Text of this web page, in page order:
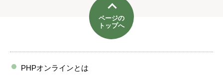
ページの
トップへ
PHPオンラインとは